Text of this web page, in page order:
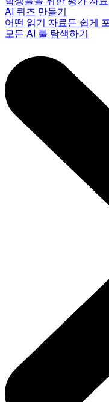
AI 퀴즈 만들기
어떤 읽기 자료든 쉽게
모든 AI 툴 탐색하기